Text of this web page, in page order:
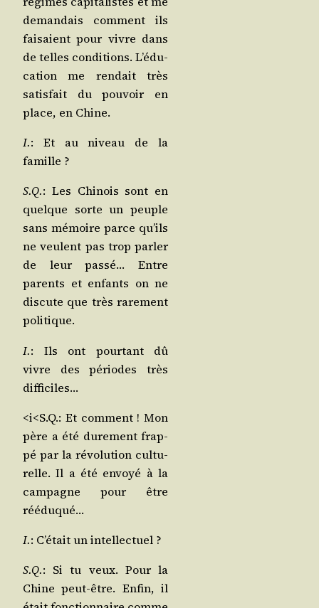
deman­dais com­ment ils
fai­saient pour vivre dans
de telles condi­tions. L’é­du­
ca­tion me ren­dait très
satis­fait du pou­voir en
place, en Chine.
I.: Et au niveau de la
famille ?
S.Q.: Les Chi­nois sont en
quelque sorte un peuple
sans mémoire parce qu’ils
ne veulent pas trop par­ler
de leur pas­sé… Entre
parents et enfants on ne
dis­cute que très rare­ment
politique.
I.: Ils ont pour­tant dû
vivre des périodes très
difficiles…
<i<S.Q.: Et com­ment ! Mon
père a été dure­ment frap­
pé par la révo­lu­tion cultu­
relle. Il a été envoyé à la
cam­pagne pour être
rééduqué…
I.: C’é­tait un intellectuel ?
S.Q.: Si tu veux. Pour la
Chine peut-être. Enfin, il